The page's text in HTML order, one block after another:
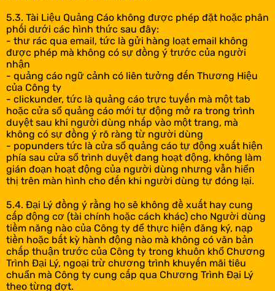
5.3. Tài Liệu Quảng Cáo không được phép đặt hoặc phân
phối dưới các hình thức sau đây:
- thư rác qua email, tức là gửi hàng loạt email không
được phép mà không có sự đồng ý trước của người
nhận
- quảng cáo ngữ cảnh có liên tưởng đến Thương Hiệu
của Công ty
- clickunder, tức là quảng cáo trực tuyến mà một tab
hoặc cửa sổ quảng cáo mới tự động mở ra trong trình
duyệt sau khi người dùng nhấp vào một trang, mà
không có sự đồng ý rõ ràng từ người dùng
- popunders tức là cửa sổ quảng cáo tự động xuất hiện
phía sau cửa sổ trình duyệt đang hoạt động, không làm
gián đoạn hoạt động của người dùng nhưng vẫn hiển
thị trên màn hình cho đến khi người dùng tự đóng lại.
5.4. Đại Lý đồng ý rằng họ sẽ không đề xuất hay cung
cấp động cơ (tài chính hoặc cách khác) cho Người dùng
tiềm năng nào của Công ty để thực hiện đăng ký, nạp
tiền hoặc bất kỳ hành động nào mà không có văn bản
chấp thuận trước của Công ty trong khuôn khổ Chương
Trình Đại Lý, ngoại trừ chương trình khuyến mãi tiêu
chuẩn mà Công ty cung cấp qua Chương Trình Đại Lý
theo từng đợt.